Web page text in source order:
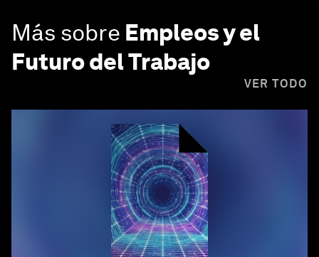
Más sobre Empleos y el
Futuro del Trabajo
VER TODO